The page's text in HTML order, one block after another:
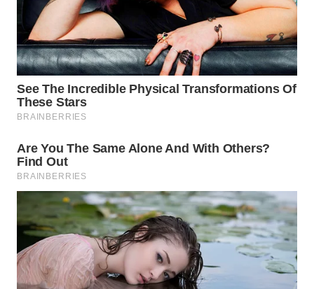
DEPOK
WN
TAPANULI
UTARA
WN
WN
PADANG
LAWAS
WN
SUMEDANG
WN